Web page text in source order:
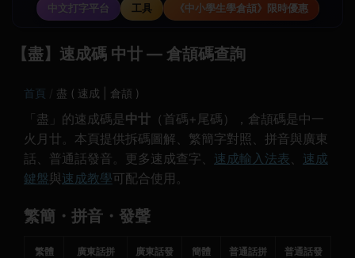
中文打字平台
工具 《中小學生學倉頡》限時優惠
【盡】速成碼 中廿 — 倉頡碼查詢
首頁 盡 ( 速成 | 倉頡 )
「盡」的速成碼是 中廿 （首碼+尾碼），倉頡碼是中一
火月廿。本頁提供拆碼圖解、繁簡字對照、拼音與廣東
話、普通話發音。更多速成查字、 速成輸入法表、 速成
鍵盤與速成教學可配合使用。
繁簡・拼音・發聲
繁體
廣東話拼
廣東話發
簡體
普通話拼
普通話發